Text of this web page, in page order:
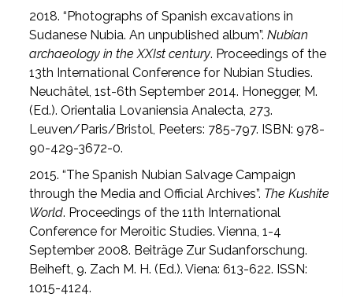
2018. “Photographs of Spanish excavations in
Sudanese Nubia. An unpublished album”.Nubian
archaeology in the XXIst century. Proceedings of the
13th International Conference for Nubian Studies.
Neuchâtel, 1st-6th September 2014. Honegger, M.
(Ed.). Orientalia Lovaniensia Analecta, 273.
Leuven/Paris/Bristol, Peeters: 785-797. ISBN: 978-
90-429-3672-0.
2015. “The Spanish Nubian Salvage Campaign
through the Media and Official Archives”. The Kushite
World. Proceedings of the 11th International
Conference for Meroitic Studies. Vienna, 1-4
September 2008. Beiträge Zur Sudanforschung.
Beiheft, 9. Zach M. H. (Ed.). Viena: 613-622. ISSN:
1015-4124.